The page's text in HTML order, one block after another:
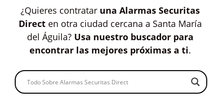
¿Quieres contratar una Alarmas Securitas
Directen otra ciudad cercana a Santa María
del Águila? Usa nuestro buscador para
encontrar las mejores próximas a ti.